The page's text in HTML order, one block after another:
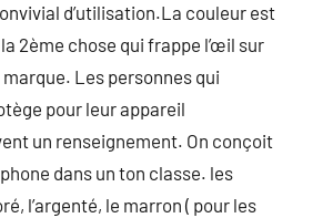
d’utilisation.La couleur est
2ème chose qui frappe l’œil sur
Les personnes qui
pour leur appareil
un renseignement. On conçoit
dans un ton classe. les
l’argenté, le marron ( pour les